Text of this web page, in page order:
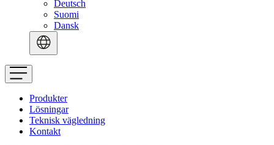
Deutsch
Suomi
Dansk
Produkter
Lösningar
Teknisk vägledning
Kontakt